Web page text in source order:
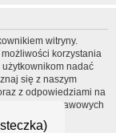
witryny.
korzystania
nadać
się z naszym
z odpowiedziami na
wiele podstawowych